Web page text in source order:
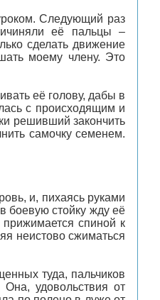
Следующий раз
её пальцы –
сделать движение
моему члену. Это
её голову, дабы в
с происходящим и
решивший закончить
самочку семенем.
и, пихаясь руками
боевую стойку жду её
спиной к
неистово сжиматься
туда, пальчиков
удовольствия от